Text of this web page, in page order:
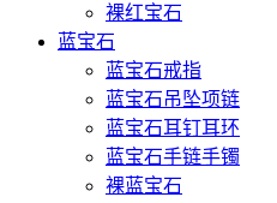
裸红宝石
蓝宝石
蓝宝石戒指
蓝宝石吊坠项链
蓝宝石耳钉耳环
蓝宝石手链手镯
裸蓝宝石